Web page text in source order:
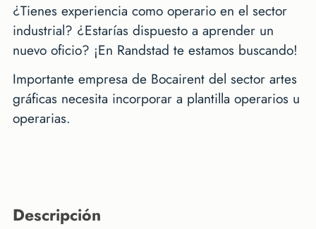
¿Tienes experiencia como operario en el sector
industrial? ¿Estarías dispuesto a aprender un
nuevo oficio? ¡En Randstad te estamos buscando!
Importante empresa de Bocairent del sector artes
gráficas necesita incorporar a plantilla operarios u
operarias.
descripción